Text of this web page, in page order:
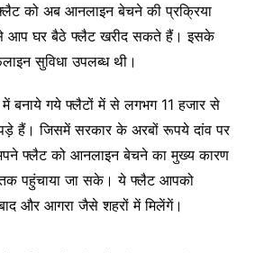
को अब आनलाइन बेचने की प्रक्रिया
आप घर बैठे फ्लैट खरीद सकते हैं। इसके
सुविधा उपलब्ध थी।
में बनाये गये फ्लैटों में से लगभग 11 हजार से
हैं। जिसमें सरकार के अरबों रूपये दांव पर
अपने फ्लैट को आनलाइन बेचने का मुख्य कारण
तक पहुंचाया जा सके। ये फ्लैट आपको
और आगरा जैसे शहरों में मिलेंगें।